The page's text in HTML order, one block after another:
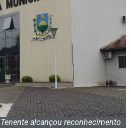
alcançou reconhecimento